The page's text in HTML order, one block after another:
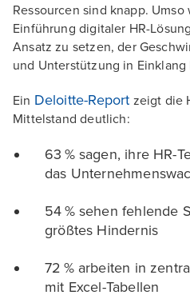
Ressourcen sind knapp.
Einführung digitaler HR-
Ansatz zu setzen, der
und Unterstützung in Einklang
Ein Deloitte-Report zeigt die
Mittelstand deutlich:
63 % sagen, ihre HR-
das
54 % sehen fehlende
größtes Hindernis
72 % arbeiten in
mit Excel-Tabellen